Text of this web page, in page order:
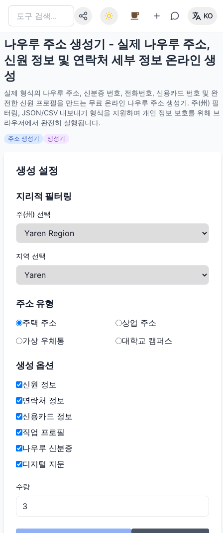
KO
나우루 주소 생성기 - 실제 나우루 주소,
신원 정보 및 연락처 세부 정보 온라인 생
성
실제 형식의 나우루 주소, 신분증 번호, 전화번호, 신용카드 번호 및 완
전한 신원 프로필을 만드는 무료 온라인 나우루 주소 생성기. 주(州) 필
터링, JSON/CSV 내보내기 형식을 지원하며 개인 정보 보호를 위해 브
라우저에서 완전히 실행됩니다.
주소 생성기 생성기
생성 설정
지리적 필터링
주(州) 선택
지역 선택
주소 유형
주택 주소
상업 주소
가상 우체통
대학교 캠퍼스
생성 옵션
신원 정보
연락처 정보
신용카드 정보
직업 프로필
나우루 신분증
디지털 지문
수량